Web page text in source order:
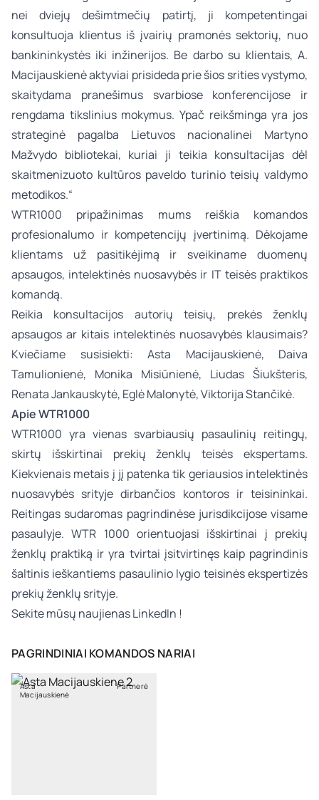
nei dviejų dešimtmečių patirtį, ji kompetentingai
konsultuoja klientus iš įvairių pramonės sektorių, nuo
bankininkystės iki inžinerijos. Be darbo su klientais, A.
Macijauskienė aktyviai prisideda prie šios srities vystymo,
skaitydama pranešimus svarbiose konferencijose ir
rengdama tikslinius mokymus. Ypač reikšminga yra jos
strateginė pagalba Lietuvos nacionalinei Martyno
Mažvydo bibliotekai, kuriai ji teikia konsultacijas dėl
skaitmenizuoto kultūros paveldo turinio teisių valdymo
metodikos.“
WTR1000 pripažinimas mums reiškia komandos
profesionalumo ir kompetencijų įvertinimą. Dėkojame
klientams už pasitikėjimą ir sveikiname duomenų
apsaugos, intelektinės nuosavybės ir IT teisės praktikos
komandą.
Reikia konsultacijos autorių teisių, prekės ženklų
apsaugos ar kitais intelektinės nuosavybės klausimais?
Kviečiame susisiekti: Asta Macijauskienė, Daiva
Tamulionienė, Monika Misiūnienė, Liudas Šiukšteris,
Renata Jankauskytė, Eglė Malonytė,Viktorija Stančikė.
Apie WTR1000
WTR1000 yra vienas svarbiausių pasaulinių reitingų,
skirtų išskirtinai prekių ženklų teisės ekspertams.
Kiekvienais metais į jį patenka tik geriausios intelektinės
nuosavybės srityje dirbančios kontoros ir teisininkai.
Reitingas sudaromas pagrindinėse jurisdikcijose visame
pasaulyje. WTR 1000 orientuojasi išskirtinai į prekių
ženklų praktiką ir yra tvirtai įsitvirtinęs kaip pagrindinis
šaltinis ieškantiems pasaulinio lygio teisinės ekspertizės
prekių ženklų srityje.
Sekite mūsų naujienasLinkedIn !
PAGRINDINIAI KOMANDOS NARIAI
Asta
Macijauskienė
Partnerė